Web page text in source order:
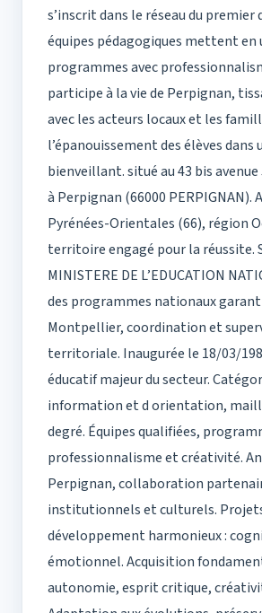
s’inscrit dans le réseau du premier
équipes pédagogiques mettent en
programmes avec
participe à la vie de Perpignan,
avec les acteurs locaux et les
l’épanouissement des élèves dans
bienveillant. situé au 43 bis avenue
à Perpignan (66000 PERPIGNAN).
Pyrénées-Orientales (66), région
territoire engagé pour la réussite.
MINISTERE DE L’EDUCATION
des programmes nationaux
Montpellier, coordination et
territoriale. Inaugurée le 18/03/
éducatif majeur du secteur.
information et d orientation,
degré. Équipes qualifiées,
professionnalisme et créativité.
Perpignan, collaboration
institutionnels et culturels.
développement harmonieux :
émotionnel. Acquisition
autonomie, esprit critique,